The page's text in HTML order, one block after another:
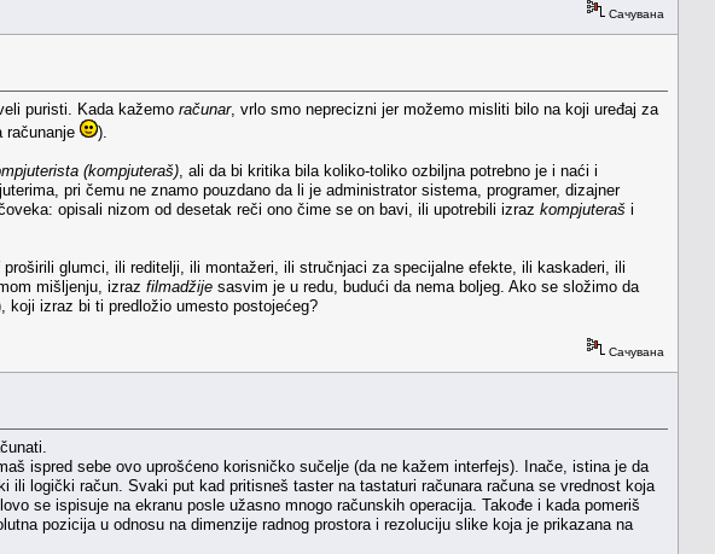
Сачувана
puristi. Kada kažemo računar, vrlo smo neprecizni jer možemo misliti bilo na koji uređaj za
računanje ).
(kompjuteraš) , ali da bi kritika bila koliko-toliko ozbiljna potrebno je i naći i
pri čemu ne znamo pouzdano da li je administrator sistema, programer, dizajner
opisali nizom od desetak reči ono čime se on bavi, ili upotrebili izraz kompjuteraš i
proširili glumci, ili reditelji, ili montažeri, ili stručnjaci za specijalne efekte, ili kaskaderi, ili
mišljenju, izraz filmadžije sasvim je u redu, budući da nema boljeg. Ako se složimo da
koji izraz bi ti predložio umesto postojećeg?
Сачувана
ispred sebe ovo uprošćeno korisničko sučelje (da ne kažem interfejs). Inače, istina je da
logički račun. Svaki put kad pritisneš taster na tastaturi računara računa se vrednost koja
se ispisuje na ekranu posle užasno mnogo računskih operacija. Takođe i kada pomeriš
pozicija u odnosu na dimenzije radnog prostora i rezoluciju slike koja je prikazana na